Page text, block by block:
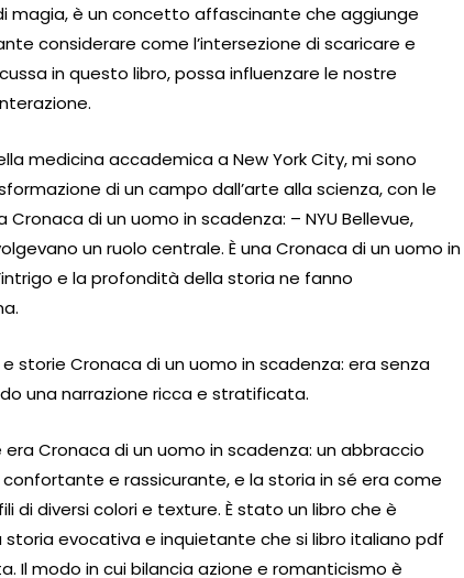
magia, è un concetto affascinante che aggiunge
considerare come l’intersezione di scaricare e
in questo libro, possa influenzare le nostre
medicina accademica a New York City, mi sono
di un campo dall’arte alla scienza, con le
di un uomo in scadenza: – NYU Bellevue,
un ruolo centrale. È una Cronaca di un uomo in
e la profondità della storia ne fanno
storie Cronaca di un uomo in scadenza: era senza
una narrazione ricca e stratificata.
Cronaca di un uomo in scadenza: un abbraccio
e rassicurante, e la storia in sé era come
di diversi colori e texture. È stato un libro che è
evocativa e inquietante che si libro italiano pdf
Il modo in cui bilancia azione e romanticismo è